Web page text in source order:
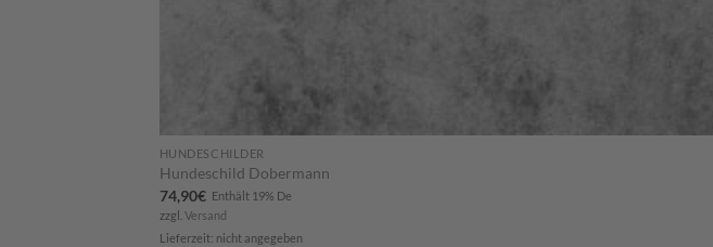
HUNDESCHILDER
Hundeschild Dobermann
74,90€ Enthält 19% De
zzgl. Versand
Lieferzeit: nicht angegeben